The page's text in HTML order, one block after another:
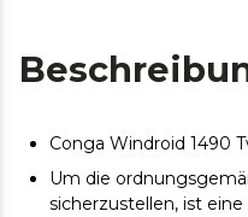
Conga Windroid 1490
Um die
sicherzustellen, ist